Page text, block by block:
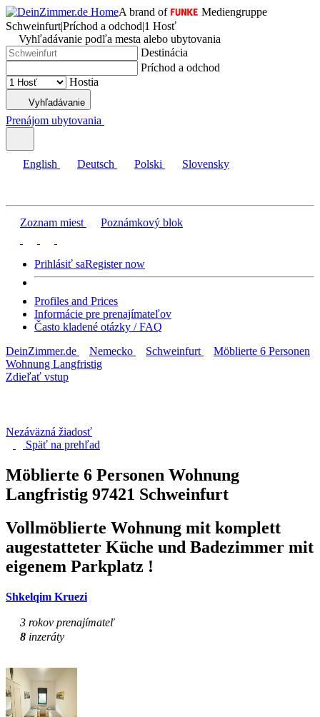
A brand of
Mediengruppe
Schweinfurt|Príchod a odchod|1 Hosť
Vyhľadávanie podľa mesta alebo ubytovania
Destinácia
Príchod a odchod
Hostia
Vyhľadávanie
Prenájom ubytovania
English Deutsch Polski Slovensky
Zoznam miest Poznámkový blok
Prihlásiť saRegister now
Profiles and Prices
Informácie pre prenajímateľov
Často kladené otázky / FAQ
DeinZimmer.de
Nemecko Schweinfurt
Möblierte 6 Personen
Wohnung Langfristig
Zdieľať vstup
Nezáväzná žiadosť
Späť na prehľad
Möblierte 6 Personen Wohnung
Langfristig 97421 Schweinfurt
Vollmöblierte Wohnung mit komplett
augestatteter Küche und Badezimmer mit
eigenem Parkplatz !
Shkelqim Kruezi
3 rokov prenajímateľ
8 inzeráty